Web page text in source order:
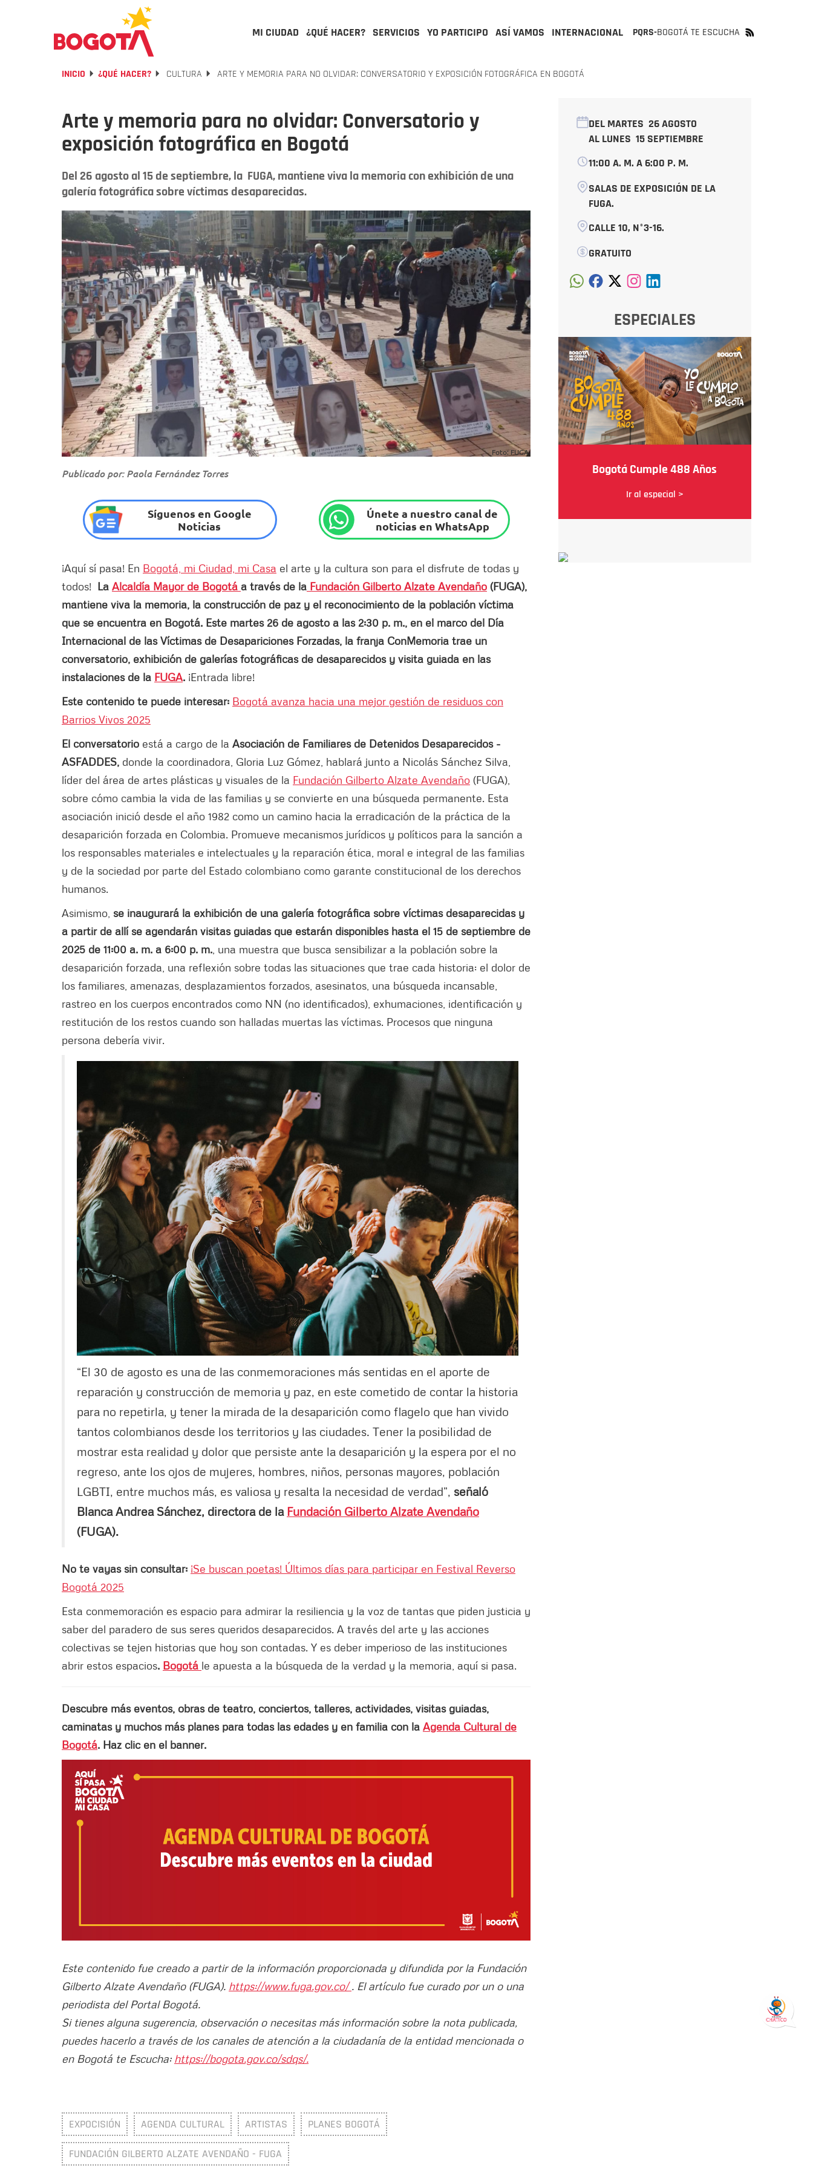
MI CIUDAD ¿QUÉ HACER? SERVICIOS YO PARTICIPO ASÍ VAMOS INTERNACIONAL PQRS-BOGOTÁ TE ESCUCHA
INICIO ¿QUÉ HACER? CULTURA ARTE Y MEMORIA PARA NO OLVIDAR: CONVERSATORIO Y EXPOSICIÓN FOTOGRÁFICA EN BOGOTÁ
Arte y memoria para no olvidar: Conversatorio y
exposición fotográfica en Bogotá
Del 26 agosto al 15 de septiembre, la FUGA, mantiene viva la memoria con exhibición de una
galería fotográfica sobre víctimas desaparecidas.
Foto: FUGA.
Publicado por: Paola Fernández Torres
Síguenos en Google
Noticias
Únete a nuestro canal de
noticias en WhatsApp
¡Aquí sí pasa! En Bogotá, mi Ciudad, mi Casa el arte y la cultura son para el disfrute de todas y
todos! La Alcaldía Mayor de Bogotá a través de la Fundación Gilberto Alzate Avendaño (FUGA),
mantiene viva la memoria, la construcción de paz y el reconocimiento de la población víctima
que se encuentra en Bogotá. Este martes 26 de agosto a las 2:30 p. m., en el marco del Día
Internacional de las Víctimas de Desapariciones Forzadas, la franja ConMemoria trae un
conversatorio, exhibición de galerías fotográficas de desaparecidos y visita guiada en las
instalaciones de la FUGA. ¡Entrada libre!
Este contenido te puede interesar: Bogotá avanza hacia una mejor gestión de residuos con
Barrios Vivos 2025
El conversatorio está a cargo de la Asociación de Familiares de Detenidos Desaparecidos -
ASFADDES, donde la coordinadora, Gloria Luz Gómez, hablará junto a Nicolás Sánchez Silva,
líder del área de artes plásticas y visuales de la Fundación Gilberto Alzate Avendaño (FUGA),
sobre cómo cambia la vida de las familias y se convierte en una búsqueda permanente. Esta
asociación inició desde el año 1982 como un camino hacia la erradicación de la práctica de la
desaparición forzada en Colombia. Promueve mecanismos jurídicos y políticos para la sanción a
los responsables materiales e intelectuales y la reparación ética, moral e integral de las familias
y de la sociedad por parte del Estado colombiano como garante constitucional de los derechos
humanos.
Asimismo, se inaugurará la exhibición de una galería fotográfica sobre víctimas desaparecidas y
a partir de allí se agendarán visitas guiadas que estarán disponibles hasta el 15 de septiembre de
2025 de 11:00 a. m. a 6:00 p. m. , una muestra que busca sensibilizar a la población sobre la
desaparición forzada, una reflexión sobre todas las situaciones que trae cada historia: el dolor de
los familiares, amenazas, desplazamientos forzados, asesinatos, una búsqueda incansable,
rastreo en los cuerpos encontrados como NN (no identificados), exhumaciones, identificación y
restitución de los restos cuando son halladas muertas las víctimas. Procesos que ninguna
persona debería vivir.
“El 30 de agosto es una de las conmemoraciones más sentidas en el aporte de
reparación y construcción de memoria y paz, en este cometido de contar la historia
para no repetirla, y tener la mirada de la desaparición como flagelo que han vivido
tantos colombianos desde los territorios y las ciudades. Tener la posibilidad de
mostrar esta realidad y dolor que persiste ante la desaparición y la espera por el no
regreso, ante los ojos de mujeres, hombres, niños, personas mayores, población
LGBTI, entre muchos más, es valiosa y resalta la necesidad de verdad”, señaló
Blanca Andrea Sánchez, directora de la Fundación Gilberto Alzate Avendaño
(FUGA).
No te vayas sin consultar: ¡Se buscan poetas! Últimos días para participar en Festival Reverso
Bogotá 2025
Esta conmemoración es espacio para admirar la resiliencia y la voz de tantas que piden justicia y
saber del paradero de sus seres queridos desaparecidos. A través del arte y las acciones
colectivas se tejen historias que hoy son contadas. Y es deber imperioso de las instituciones
abrir estos espacios. Bogotá le apuesta a la búsqueda de la verdad y la memoria, aquí si pasa.
Descubre más eventos, obras de teatro, conciertos, talleres, actividades, visitas guiadas,
caminatas y muchos más planes para todas las edades y en familia con la Agenda Cultural de
Bogotá. Haz clic en el banner.
Este contenido fue creado a partir de la información proporcionada y difundida por la Fundación
Gilberto Alzate Avendaño (FUGA). https://www.fuga.gov.co/. El artículo fue curado por un o una
periodista del Portal Bogotá.
Si tienes alguna sugerencia, observación o necesitas más información sobre la nota publicada,
puedes hacerlo a través de los canales de atención a la ciudadanía de la entidad mencionada o
en Bogotá te Escucha: https://bogota.gov.co/sdqs/.
EXPOCISIÓN AGENDA CULTURAL ARTISTAS PLANES BOGOTÁ
FUNDACIÓN GILBERTO ALZATE AVENDAÑO - FUGA
DEL MARTES 26 AGOSTO
AL LUNES 15 SEPTIEMBRE
11:00 A. M. A 6:00 P. M.
SALAS DE EXPOSICIÓN DE LA
FUGA.
CALLE 10, N°3-16.
GRATUITO
ESPECIALES
Bogotá Cumple 488 Años
Ir al especial >